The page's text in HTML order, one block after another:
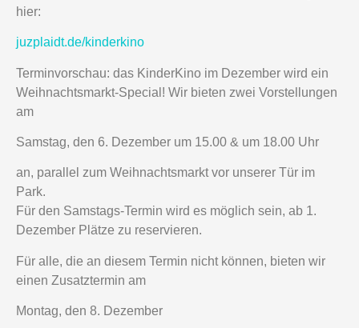
hier:
juzplaidt.de/kinderkino
Terminvorschau: das KinderKino im Dezember wird ein
Weihnachtsmarkt-Special! Wir bieten zwei Vorstellungen
am
Samstag, den 6. Dezember um 15.00 & um 18.00 Uhr
an, parallel zum Weihnachtsmarkt vor unserer Tür im
Park.
Für den Samstags-Termin wird es möglich sein, ab 1.
Dezember Plätze zu reservieren.
Für alle, die an diesem Termin nicht können, bieten wir
einen Zusatztermin am
Montag, den 8. Dezember